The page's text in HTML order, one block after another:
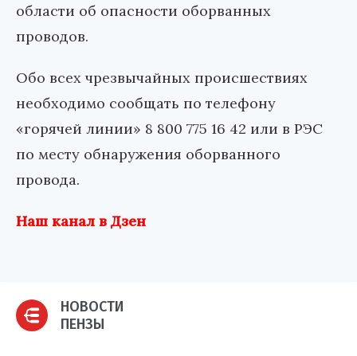
области об опасности оборванных
проводов.
Обо всех чрезвычайных происшествиях
необходимо сообщать по телефону
«горячей линии» 8 800 775 16 42 или в РЭС
по месту обнаружения оборванного
провода.
Наш канал в Дзен
НОВОСТИ
ПЕНЗЫ